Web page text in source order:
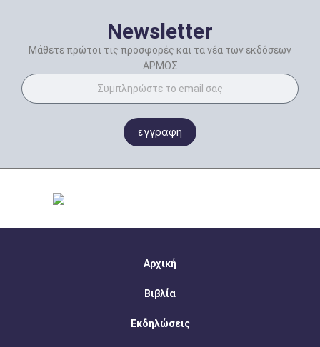
Newsletter
Μάθετε πρώτοι τις προσφορές και τα νέα των εκδόσεων
ΑΡΜΟΣ
εγγραφη
Αρχική
Βιβλία
Εκδηλώσεις